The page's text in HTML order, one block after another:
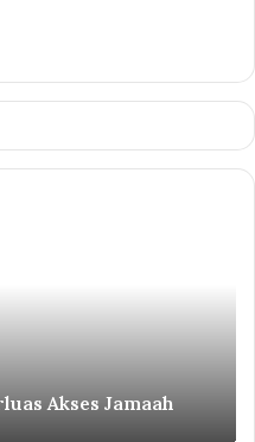
Akses Jamaah